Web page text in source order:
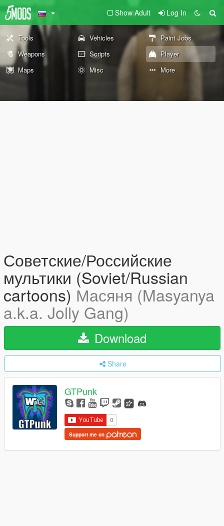
Show Adult Log In
Tools Vehicles
Paint Jobs
Weapons
Scripts
Player
Maps
Misc More
Советские/Российские
мультики (Soviet/Russian
cartoons) Масяня (Masyanya
a.k.a. Jolly Gang)
Download
Share
GTPunk
Support me on